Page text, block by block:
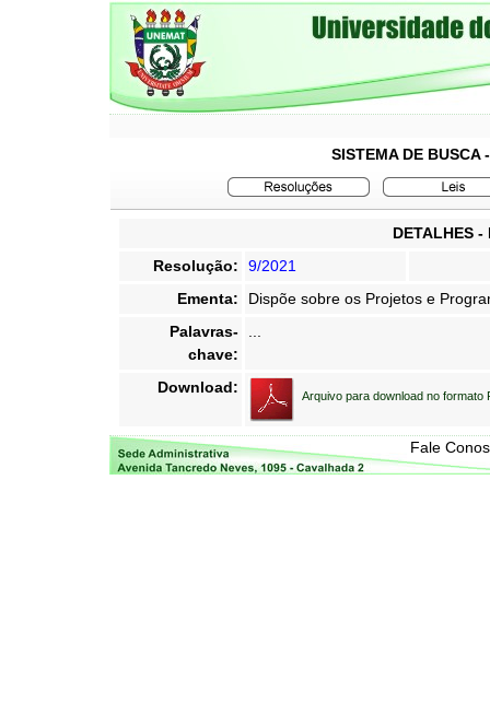
SISTEMA DE BUSCA
DETALHES -
Resolução:
9/2021
Ementa:
Dispõe sobre os Projetos e
Palavras-
chave:
Download: Arquivo para download no formato
Fale